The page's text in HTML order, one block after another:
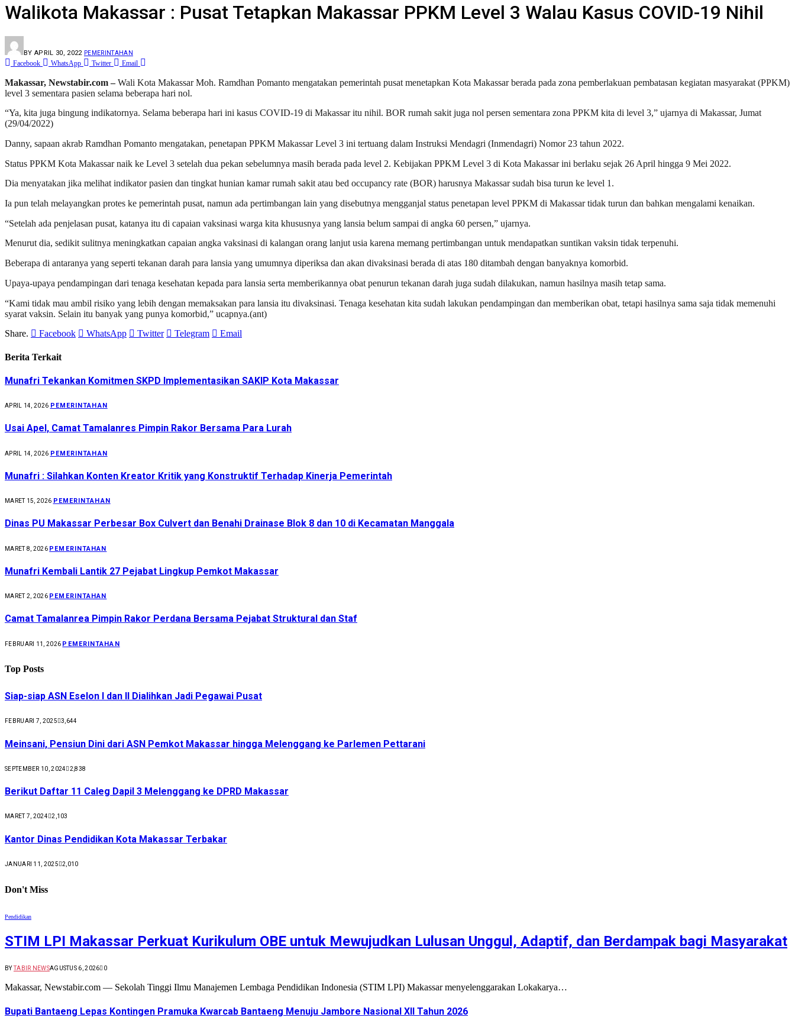
Walikota Makassar : Pusat Tetapkan Makassar PPKM Level 3 Walau Kasus COVID-19 Nihil
BY APRIL 30, 2022 PEMERINTAHAN
Facebook WhatsApp Twitter Email
Makassar, Newstabir.com –Wali Kota Makassar Moh. Ramdhan Pomanto mengatakan pemerintah pusat menetapkan Kota Makassar berada pada zona pemberlakuan pembatasan kegiatan masyarakat (PPKM)
level 3 sementara pasien selama beberapa hari nol.
“Ya, kita juga bingung indikatornya. Selama beberapa hari ini kasus COVID-19 di Makassar itu nihil. BOR rumah sakit juga nol persen sementara zona PPKM kita di level 3,” ujarnya di Makassar, Jumat
(29/04/2022)
Danny, sapaan akrab Ramdhan Pomanto mengatakan, penetapan PPKM Makassar Level 3 ini tertuang dalam Instruksi Mendagri (Inmendagri) Nomor 23 tahun 2022.
Status PPKM Kota Makassar naik ke Level 3 setelah dua pekan sebelumnya masih berada pada level 2. Kebijakan PPKM Level 3 di Kota Makassar ini berlaku sejak 26 April hingga 9 Mei 2022.
Dia menyatakan jika melihat indikator pasien dan tingkat hunian kamar rumah sakit atau bed occupancy rate (BOR) harusnya Makassar sudah bisa turun ke level 1.
Ia pun telah melayangkan protes ke pemerintah pusat, namun ada pertimbangan lain yang disebutnya mengganjal status penetapan level PPKM di Makassar tidak turun dan bahkan mengalami kenaikan.
“Setelah ada penjelasan pusat, katanya itu di capaian vaksinasi warga kita khususnya yang lansia belum sampai di angka 60 persen,” ujarnya.
Menurut dia, sedikit sulitnya meningkatkan capaian angka vaksinasi di kalangan orang lanjut usia karena memang pertimbangan untuk mendapatkan suntikan vaksin tidak terpenuhi.
Beberapa di antaranya yang seperti tekanan darah para lansia yang umumnya diperiksa dan akan divaksinasi berada di atas 180 ditambah dengan banyaknya komorbid.
Upaya-upaya pendampingan dari tenaga kesehatan kepada para lansia serta memberikannya obat penurun tekanan darah juga sudah dilakukan, namun hasilnya masih tetap sama.
“Kami tidak mau ambil risiko yang lebih dengan memaksakan para lansia itu divaksinasi. Tenaga kesehatan kita sudah lakukan pendampingan dan memberikan obat, tetapi hasilnya sama saja tidak memenuhi
syarat vaksin. Selain itu banyak yang punya komorbid,” ucapnya.(ant)
Share.
Facebook WhatsApp Twitter Telegram Email
Berita Terkait
Munafri Tekankan Komitmen SKPD Implementasikan SAKIP Kota Makassar
APRIL 14, 2026 PEMERINTAHAN
Usai Apel, Camat Tamalanres Pimpin Rakor Bersama Para Lurah
APRIL 14, 2026 PEMERINTAHAN
Munafri : Silahkan Konten Kreator Kritik yang Konstruktif Terhadap Kinerja Pemerintah
MARET 15, 2026 PEMERINTAHAN
Dinas PU Makassar Perbesar Box Culvert dan Benahi Drainase Blok 8 dan 10 di Kecamatan Manggala
MARET 8, 2026 PEMERINTAHAN
Munafri Kembali Lantik 27 Pejabat Lingkup Pemkot Makassar
MARET 2, 2026 PEMERINTAHAN
Camat Tamalanrea Pimpin Rakor Perdana Bersama Pejabat Struktural dan Staf
FEBRUARI 11, 2026 PEMERINTAHAN
Top Posts
Siap-siap ASN Eselon I dan II Dialihkan Jadi Pegawai Pusat
FEBRUARI 7, 2025 3,644
Meinsani, Pensiun Dini dari ASN Pemkot Makassar hingga Melenggang ke Parlemen Pettarani
SEPTEMBER 10, 2024 2,838
Berikut Daftar 11 Caleg Dapil 3 Melenggang ke DPRD Makassar
MARET 7, 2024 2,103
Kantor Dinas Pendidikan Kota Makassar Terbakar
JANUARI 11, 2025 2,010
Don't Miss
Pendidikan
STIM LPI Makassar Perkuat Kurikulum OBE untuk Mewujudkan Lulusan Unggul, Adaptif, dan Berdampak bagi Masyarakat
BY TABIR NEWSAGUSTUS 6, 2026 0
Makassar, Newstabir.com — Sekolah Tinggi Ilmu Manajemen Lembaga Pendidikan Indonesia (STIM LPI) Makassar menyelenggarakan Lokakarya…
Bupati Bantaeng Lepas Kontingen Pramuka Kwarcab Bantaeng Menuju Jambore Nasional XII Tahun 2026